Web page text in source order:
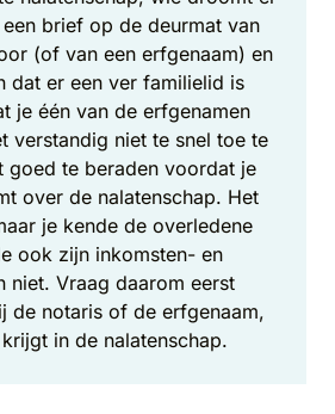
brief op de deurmat van
(of van een erfgenaam) en
dat er een ver familielid is
je één van de erfgenamen
verstandig niet te snel toe te
goed te beraden voordat je
over de nalatenschap. Het
je kende de overledene
ook zijn inkomsten- en
niet. Vraag daarom eerst
de notaris of de erfgenaam,
in de nalatenschap.